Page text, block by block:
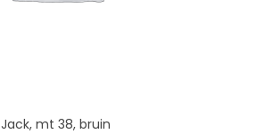
Jack, mt 38, bruin